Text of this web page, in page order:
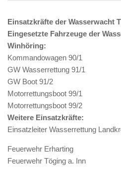
Einsatzkräfte der Wasserwacht
Eingesetzte Fahrzeuge der
Winhöring:
Kommandowagen 90/1
GW Wasserrettung 91/1
GW Boot 91/2
Motorrettungsboot 99/1
Motorrettungsboot 99/2
Weitere Einsatzkräfte:
Einsatzleiter Wasserrettung
Feuerwehr Erharting
Feuerwehr Töging a. Inn